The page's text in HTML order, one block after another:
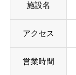
施設名
アクセス
営業時間